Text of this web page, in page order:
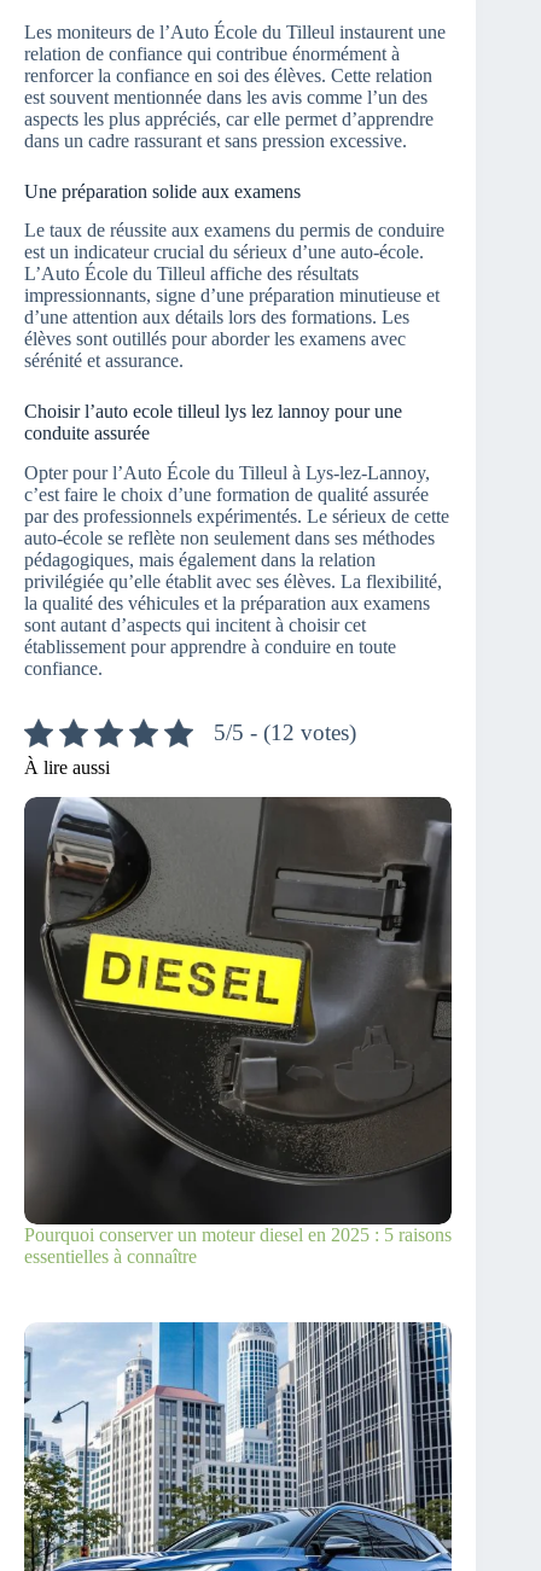
Les moniteurs de l’Auto École du Tilleul instaurent une
relation de confiance qui contribue énormément à
renforcer la confiance en soi des élèves. Cette relation
est souvent mentionnée dans les avis comme l’un des
aspects les plus appréciés, car elle permet d’apprendre
dans un cadre rassurant et sans pression excessive.
Une préparation solide aux examens
Le taux de réussite aux examens du permis de conduire
est un indicateur crucial du sérieux d’une auto-école.
L’Auto École du Tilleul affiche des résultats
impressionnants, signe d’une préparation minutieuse et
d’une attention aux détails lors des formations. Les
élèves sont outillés pour aborder les examens avec
sérénité et assurance.
Choisir l’auto ecole tilleul lys lez lannoy pour une
conduite assurée
Opter pour l’Auto École du Tilleul à Lys-lez-Lannoy,
c’est faire le choix d’une formation de qualité assurée
par des professionnels expérimentés. Le sérieux de cette
auto-école se reflète non seulement dans ses méthodes
pédagogiques, mais également dans la relation
privilégiée qu’elle établit avec ses élèves. La flexibilité,
la qualité des véhicules et la préparation aux examens
sont autant d’aspects qui incitent à choisir cet
établissement pour apprendre à conduire en toute
confiance.
5/5 - (12 votes)
À lire aussi
Pourquoi conserver un moteur diesel en 2025 : 5 raisons
essentielles à connaître